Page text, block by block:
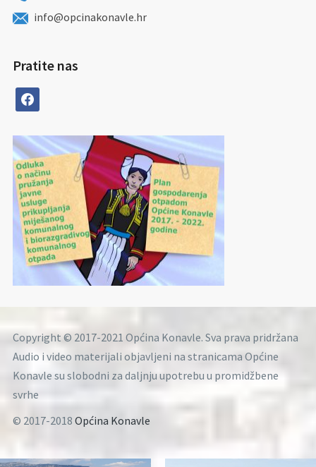
info@opcinakonavle.hr
Pratite nas
facebook
Copyright © 2017-2021 Općina Konavle. Sva prava pridržana
Audio i video materijali objavljeni na stranicama Općine
Konavle su slobodni za daljnju upotrebu u promidžbene
svrhe
© 2017-2018 Općina Konavle